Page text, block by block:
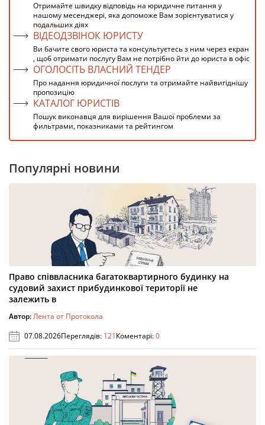
Отримайте швидку відповідь на юридичне питання у
нашому месенджері, яка допоможе Вам зорієнтуватися у
подальших діях
ВІДЕОДЗВІНОК ЮРИСТУ
Ви бачите свого юриста та консультуєтесь з ним через екран
, щоб отримати послугу Вам не потрібно йти до юриста в офіс
ОГОЛОСІТЬ ВЛАСНИЙ ТЕНДЕР
Про надання юридичної послуги та отримайте найвигіднішу
пропозицію
КАТАЛОГ ЮРИСТІВ
Пошук виконавця для вирішення Вашої проблеми за
фильтрами, показниками та рейтингом
Популярні новини
Право співвласника багатоквартирного будинку на
судовий захист прибудинкової території не
залежить в
Автор:Лента от Протокола
07.08.2026Переглядів: 121Коментарі:0